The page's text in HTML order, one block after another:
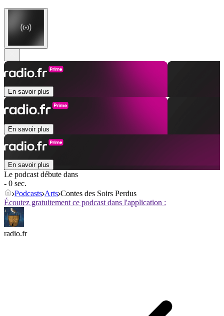
En savoir plus
En savoir plus
En savoir plus
Le podcast débute dans
- 0 sec.
Podcasts Arts Contes des Soirs Perdus
Écoutez gratuitement ce podcast dans l'application :
radio.fr